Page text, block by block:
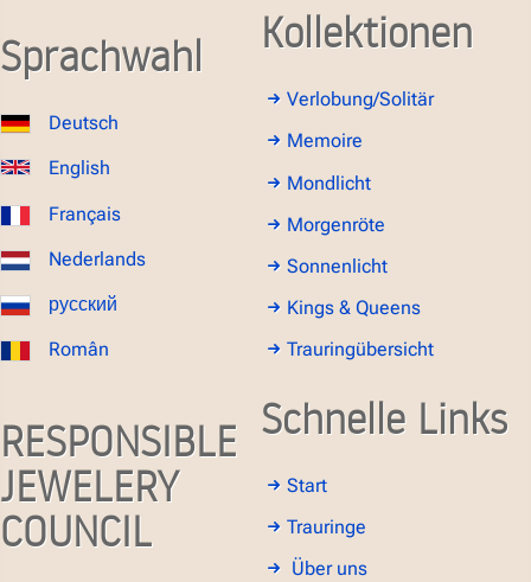
Sprachwahl
Deutsch
English
Français
Nederlands
русский
Român
RESPONSIBLE
JEWELERY
COUNCIL
Kollektionen
Verlobung/Solitär
Memoire
Mondlicht
Morgenröte
Sonnenlicht
Kings & Queens
Trauringübersicht
Schnelle Links
Start
Trauringe
Über uns